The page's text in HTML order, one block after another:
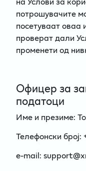
потрошувачите
посетуваат оваа
проверат дали
променети од
Офицер за
податоци
Име и презиме:
Телефонски број:
e-mail: